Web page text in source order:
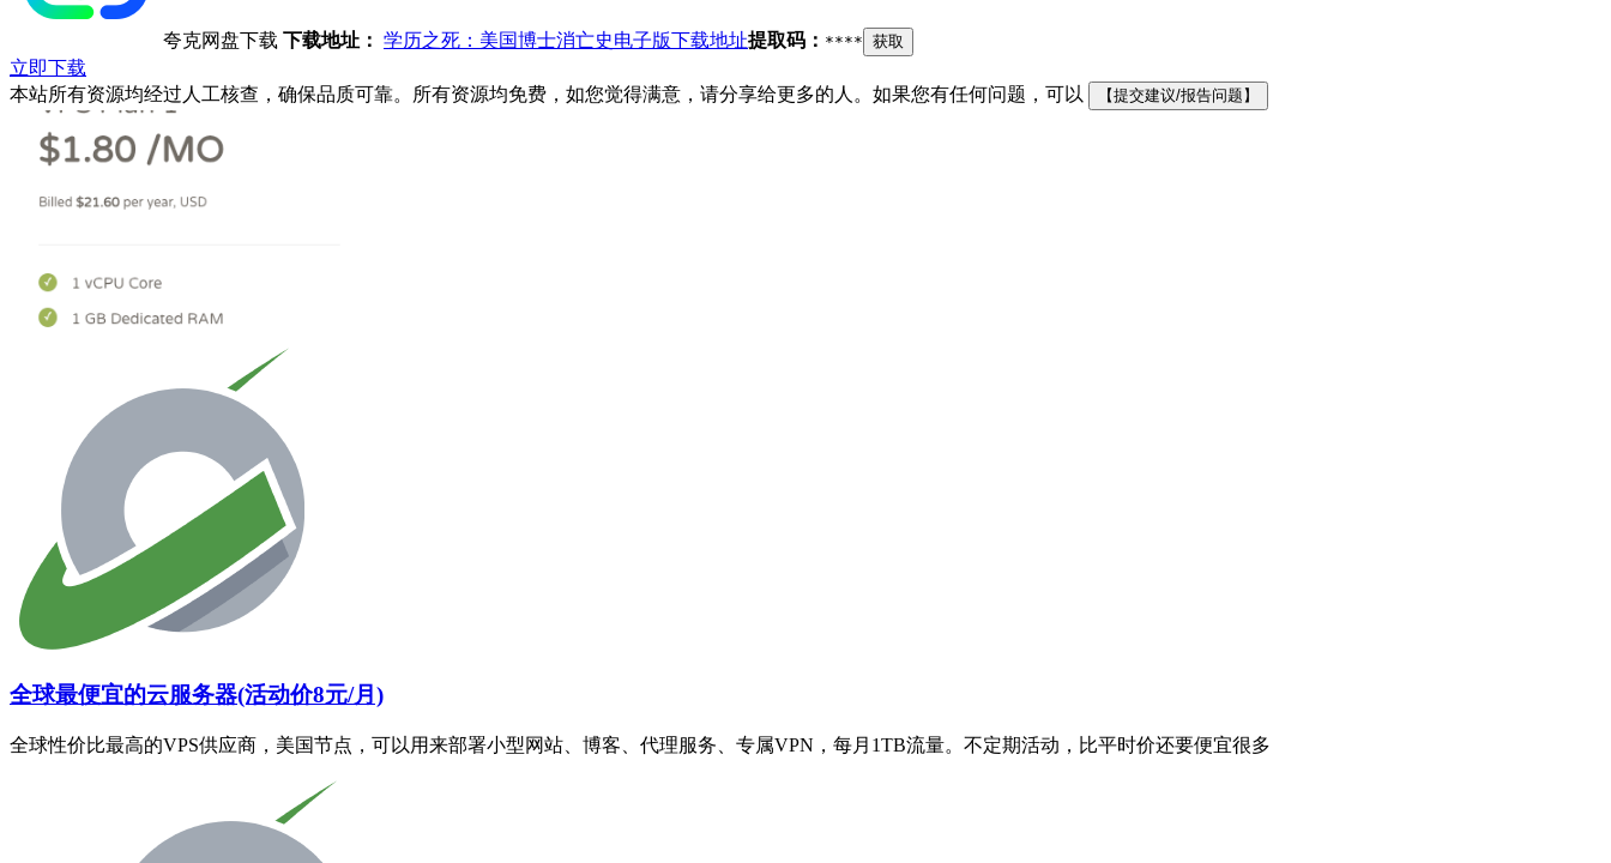
夸克网盘下载 下载地址： 学历之死：美国博士消亡史电子版下载地址提取码： **** 获取
立即下载
本站所有资源均经过人工核查，确保品质可靠。所有资源均免费，如您觉得满意，请分享给更多的人。如果您有任何问题，可以
【提交建议/报告问题】
全球最便宜的云服务器(活动价8元/月)
全球性价比最高的VPS供应商，美国节点，可以用来部署小型网站、博客、代理服务、专属VPN，每月1TB流量。不定期活动，比平时价还要便宜很多